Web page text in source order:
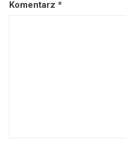
Komentarz *